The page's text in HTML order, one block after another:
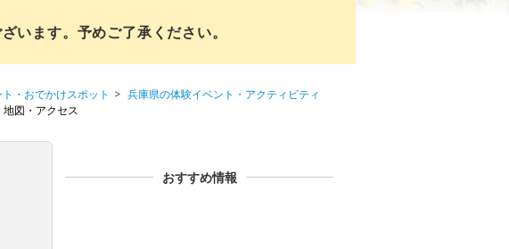
います。予めご了承ください。
・おでかけスポット
兵庫県の体験イベント・アクティビティ
地図・アクセス
おすすめ情報